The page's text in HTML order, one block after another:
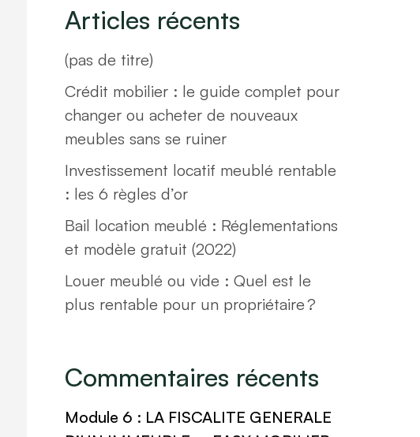
Articles récents
(pas de titre)
Crédit mobilier : le guide complet pour
changer ou acheter de nouveaux
meubles sans se ruiner
Investissement locatif meublé rentable
: les 6 règles d’or
Bail location meublé : Réglementations
et modèle gratuit (2022)
Louer meublé ou vide : Quel est le
plus rentable pour un propriétaire ?
Commentaires récents
Module 6 : LA FISCALITE GENERALE